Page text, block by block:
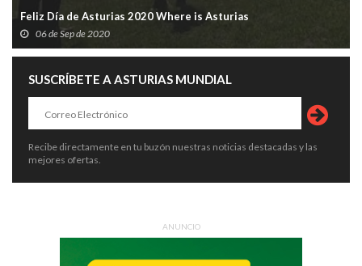
Feliz Día de Asturias 2020 Where is Asturias
06 de Sep de 2020
SUSCRÍBETE A ASTURIAS MUNDIAL
Recibe directamente en tu buzón nuestras noticias destacadas y las
mejores ofertas.
ANUNCIO